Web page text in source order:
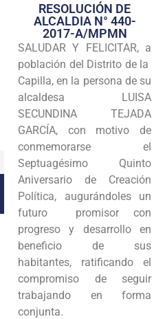
Transparencia
Seguridad
Programas
Intranet
RESOLUCIÓN DE
ALCALDIA N° 440-
2017-A/MPMN
SALUDAR Y FELICITAR, a
población del Distrito de la
Capilla, en la persona de su
alcaldesa LUISA
SECUNDINA TEJADA
GARCÍA, con motivo de
conmemorarse el
Septuagésimo Quinto
Aniversario de Creación
Política, augurándoles un
futuro promisor con
progreso y desarrollo en
beneficio de sus
habitantes, ratificando el
compromiso de seguir
trabajando en forma
conjunta.